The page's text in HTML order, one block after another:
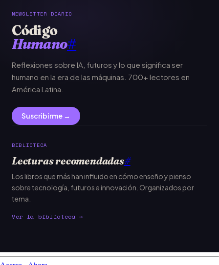
NEWSLETTER DIARIO
Código
Humano#
Reflexiones sobre IA, futuros y lo que significa ser
humano en la era de las máquinas. 700+ lectores en
América Latina.
Suscribirme →
BIBLIOTECA
Lecturas recomendadas#
Los libros que más han influido en cómo enseño y pienso
sobre tecnología, futuros e innovación. Organizados por
tema.
Ver la biblioteca →